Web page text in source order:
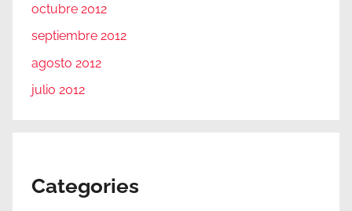
octubre 2012
septiembre 2012
agosto 2012
julio 2012
Categories